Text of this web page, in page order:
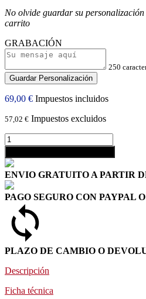
No olvide guardar su
carrito
GRABACIÓN
250
Guardar Personalización
69,00 € Impuestos incluidos
57,02 € Impuestos excluidos
ENVIO GRATUITO A PARTIR
PAGO SEGURO CON PAYPAL
PLAZO DE CAMBIO O
Descripción
Ficha técnica